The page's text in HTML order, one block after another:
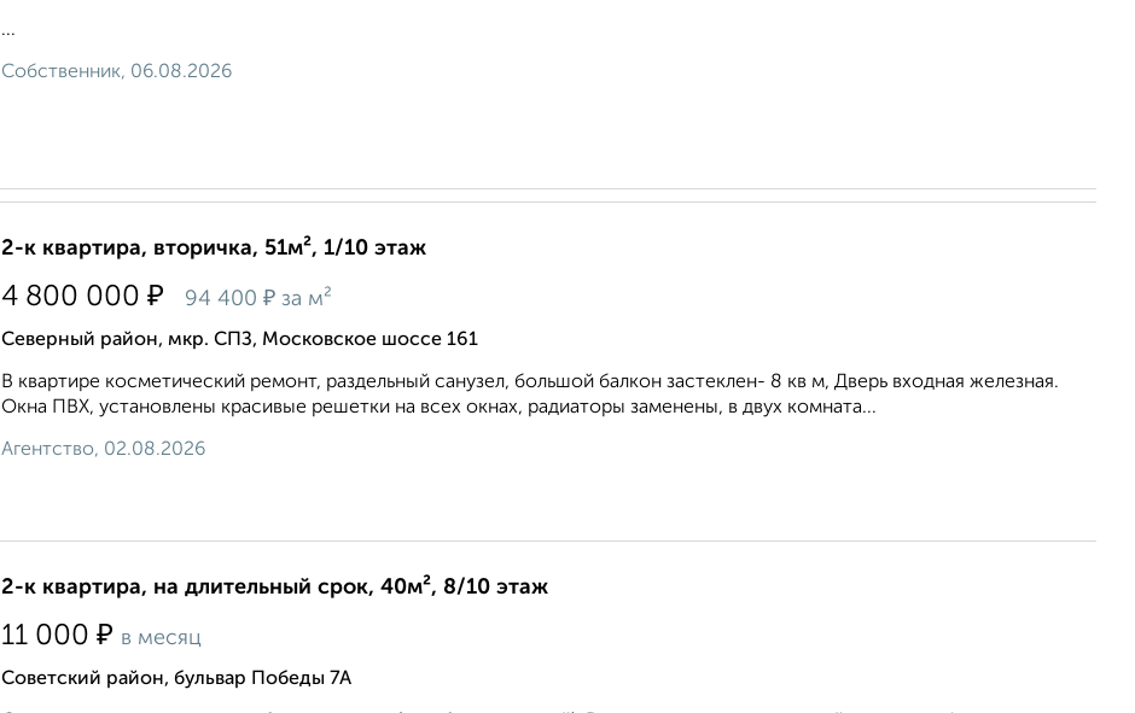
...
Собственник, 06.08.2026
2-к квартира, вторичка, 51м², 1/10 этаж
4 800 000 ₽ 94 400 ₽ за м²
Северный район, мкр. СПЗ, Московское шоссе 161
В квартире косметический ремонт, раздельный санузел, большой балкон застеклен- 8 кв м, Дверь входная железная.
Окна ПВХ, установлены красивые решетки на всех окнах, радиаторы заменены, в двух комната...
Агентство, 02.08.2026
2-к квартира, на длительный срок, 40м², 8/10 этаж
11 000 ₽ в месяц
Советский район, бульвар Победы 7А